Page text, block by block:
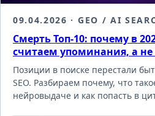
09.04.2026 · GEO / AI
Смерть Топ-10: почему в
считаем упоминания, а
Позиции в поиске перестали
SEO. Разбираем почему, что
нейровыдаче и как попасть в